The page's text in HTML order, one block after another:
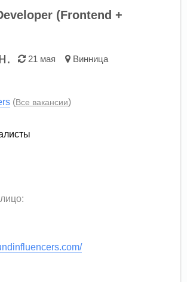
(Frontend +
21 мая Винница
(Все вакансии)